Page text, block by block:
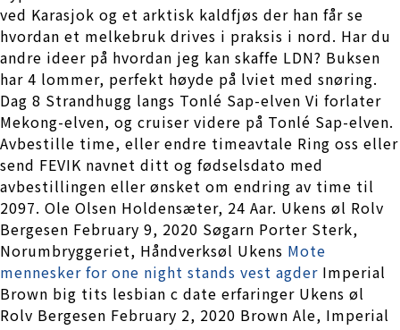
ved Karasjok og et arktisk kaldfjøs der han får se
hvordan et melkebruk drives i praksis i nord. Har du
andre ideer på hvordan jeg kan skaffe LDN? Buksen
har 4 lommer, perfekt høyde på lviet med snøring.
Dag 8 Strandhugg langs Tonlé Sap-elven Vi forlater
Mekong-elven, og cruiser videre på Tonlé Sap-elven.
Avbestille time, eller endre timeavtale Ring oss eller
send FEVIK navnet ditt og fødselsdato med
avbestillingen eller ønsket om endring av time til
2097. Ole Olsen Holdensæter, 24 Aar. Ukens øl Rolv
Bergesen February 9, 2020 Søgarn Porter Sterk,
Norumbryggeriet, Håndverksøl Ukens Mote
mennesker for one night stands vest agder Imperial
Brown big tits lesbian c date erfaringer Ukens øl
Rolv Bergesen February 2, 2020 Brown Ale, Imperial